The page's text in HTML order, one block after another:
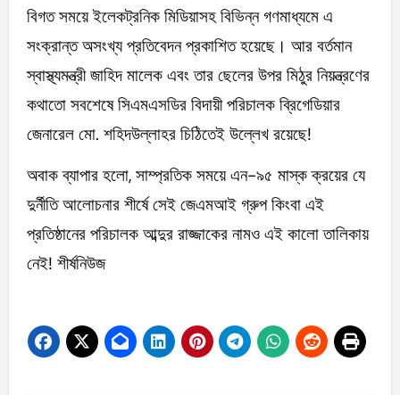
বিগত সময়ে ইলেকট্রনিক মিডিয়াসহ বিভিন্ন গণমাধ্যমে এ
সংক্রান্ত অসংখ্য প্রতিবেদন প্রকাশিত হয়েছে। আর বর্তমান
স্বাস্থ্যমন্ত্রী জাহিদ মালেক এবং তার ছেলের উপর মিঠুর নিয়ন্ত্রণের
কথাতো সবশেষে সিএমএসডির বিদায়ী পরিচালক ব্রিগেডিয়ার
জেনারেল মো. শহিদউল্লাহর চিঠিতেই উল্লেখ রয়েছে!
অবাক ব্যাপার হলো, সাম্প্রতিক সময়ে এন-৯৫ মাস্ক ক্রয়ের যে
দুর্নীতি আলোচনার শীর্ষে সেই জেএমআই গ্রুপ কিংবা এই
প্রতিষ্ঠানের পরিচালক আব্দুর রাজ্জাকের নামও এই কালো তালিকায়
নেই! শীর্ষনিউজ